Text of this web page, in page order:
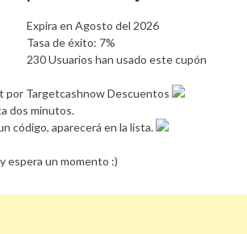
Expira en Agosto del 2026
Tasa de éxito: 7%
230 Usuarios han usado este cupón
por Targetcashnow Descuentos
dos minutos.
código, aparecerá en la lista.
espera un momento :)